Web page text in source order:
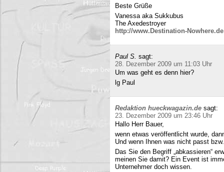
Beste Grüße
Vanessa aka Sukkubus
The Axedestroyer
http://www.Destination-Nowhere.de
Paul S. sagt:
28. Dezember 2009 um 11:03 Uhr
Um was geht es denn hier?
lg Paul
Redaktion hueckwagazin.de sagt:
23. Dezember 2009 um 23:46 Uhr
Hallo Herr Bauer,
wenn etwas veröffentlicht wurde,
Und wenn Ihnen was nicht passt
Das Sie den Begriff „abkassieren“
meinen Sie damit? Ein Event ist
Unternehmer doch wissen.